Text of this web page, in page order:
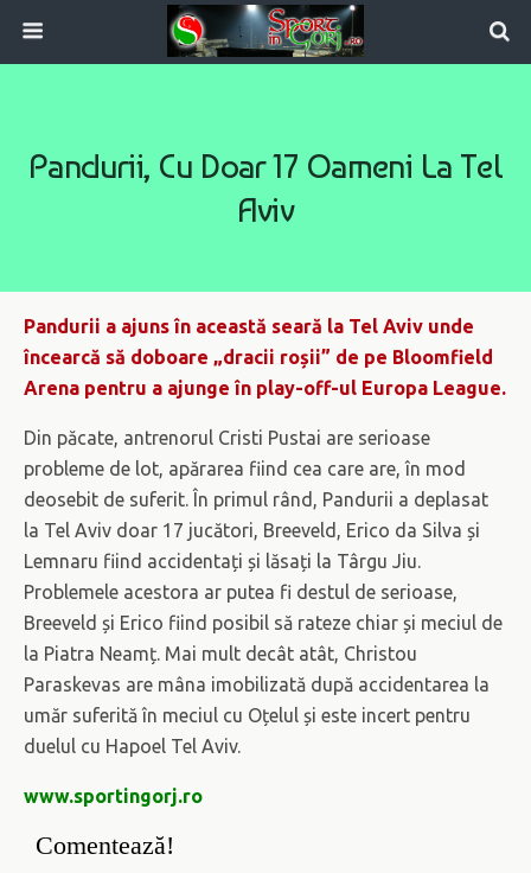
Pandurii, Cu Doar 17 Oameni La Tel
Aviv
Pandurii a ajuns în această seară la Tel Aviv unde
încearcă să doboare „dracii roșii” de pe Bloomfield
Arena pentru a ajunge în play-off-ul Europa League.
Din păcate, antrenorul Cristi Pustai are serioase
probleme de lot, apărarea fiind cea care are, în mod
deosebit de suferit. În primul rând, Pandurii a deplasat
la Tel Aviv doar 17 jucători, Breeveld, Erico da Silva și
Lemnaru fiind accidentați și lăsați la Târgu Jiu.
Problemele acestora ar putea fi destul de serioase,
Breeveld și Erico fiind posibil să rateze chiar și meciul de
la Piatra Neamț. Mai mult decât atât, Christou
Paraskevas are mâna imobilizată după accidentarea la
umăr suferită în meciul cu Oțelul și este incert pentru
duelul cu Hapoel Tel Aviv.
www.sportingorj.ro
Comentează!